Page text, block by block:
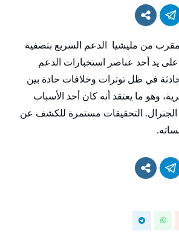
من مليشيا الدعم السريع بتصفية
على يد أحد عناصر استخبارات الدعم
في ظل توترات وخلافات حادة بين
وهو ما يعتقد أنه كان أحد الأسباب
الجنرال. التحقيقات مستمرة للكشف عن